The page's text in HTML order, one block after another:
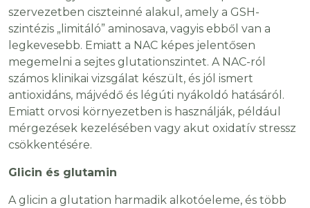
szervezetben ciszteinné alakul, amely a GSH-
szintézis „limitáló” aminosava, vagyis ebből van a
legkevesebb. Emiatt a NAC képes jelentősen
megemelni a sejtes glutationszintet. A NAC-ról
számos klinikai vizsgálat készült, és jól ismert
antioxidáns, májvédő és légúti nyákoldó hatásáról.
Emiatt orvosi környezetben is használják, például
mérgezések kezelésében vagy akut oxidatív stressz
csökkentésére.
Glicin és glutamin
A glicin a glutation harmadik alkotóeleme, és több